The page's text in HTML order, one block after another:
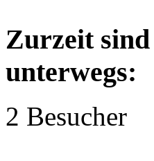
Zurzeit
unterwegs:
2 Besucher